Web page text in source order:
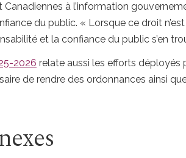
à l’information
du public. « Lorsque ce droit
et la confiance du public s’en
2026 relate aussi les efforts déployés
de rendre des ordonnances ainsi